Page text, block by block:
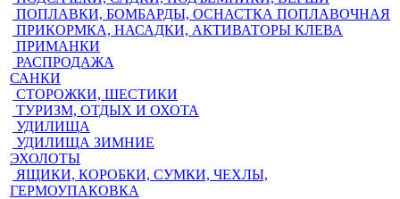
ПОПЛАВКИ, БОМБАРДЫ, ОСНАСТКА ПОПЛАВОЧНАЯ
ПРИКОРМКА, НАСАДКИ, АКТИВАТОРЫ КЛЕВА
ПРИМАНКИ
РАСПРОДАЖА
САНКИ
СТОРОЖКИ, ШЕСТИКИ
ТУРИЗМ, ОТДЫХ И ОХОТА
УДИЛИЩА
УДИЛИЩА ЗИМНИЕ
ЭХОЛОТЫ
ЯЩИКИ, КОРОБКИ, СУМКИ, ЧЕХЛЫ,
ГЕРМОУПАКОВКА